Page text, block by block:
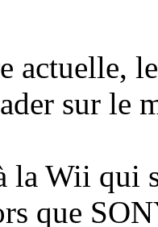
actuelle,
sur le
la Wii qui
que